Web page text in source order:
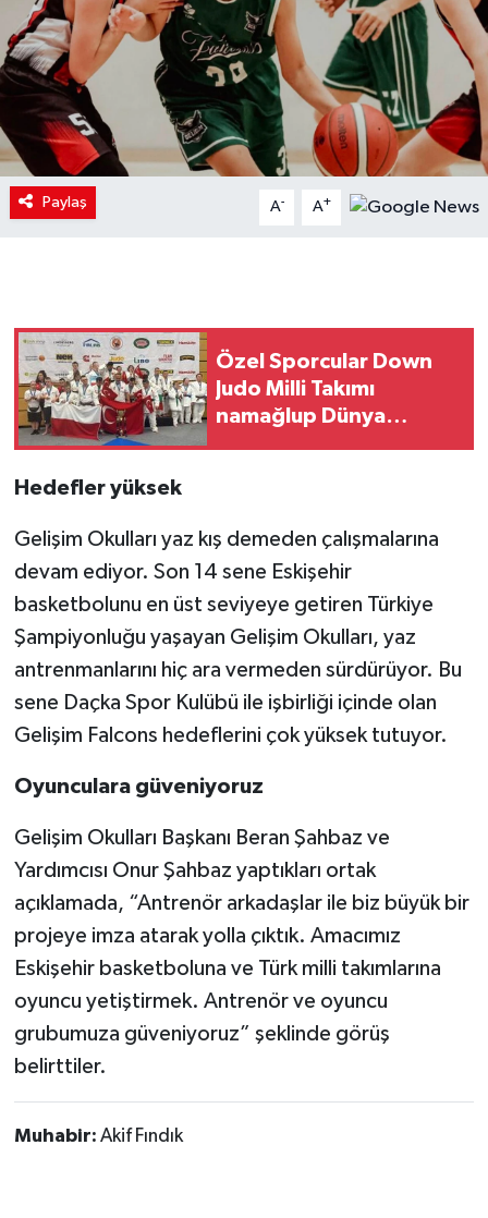
Paylaş A- A+
Özel Sporcular Down
Judo Milli Takımı
namağlup Dünya
Hedefler yüksek
Gelişim Okulları yaz kış demeden çalışmalarına
devam ediyor. Son 14 sene Eskişehir
basketbolunu en üst seviyeye getiren Türkiye
Şampiyonluğu yaşayan Gelişim Okulları, yaz
antrenmanlarını hiç ara vermeden sürdürüyor. Bu
sene Daçka Spor Kulübü ile işbirliği içinde olan
Gelişim Falcons hedeflerini çok yüksek tutuyor.
Oyunculara güveniyoruz
Gelişim Okulları Başkanı Beran Şahbaz ve
Yardımcısı Onur Şahbaz yaptıkları ortak
açıklamada, “Antrenör arkadaşlar ile biz büyük bir
projeye imza atarak yolla çıktık. Amacımız
Eskişehir basketboluna ve Türk milli takımlarına
oyuncu yetiştirmek. Antrenör ve oyuncu
grubumuza güveniyoruz” şeklinde görüş
belirttiler.
Muhabir: Akif Fındık